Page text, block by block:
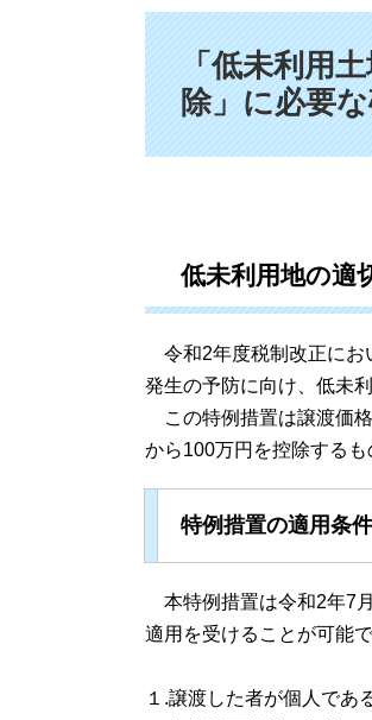
「低未利用
除」に必要
低未利用地の適
令和2年度税制改正にお
発生の予防に向け、低未
この特例措置は譲渡価
から100万円を控除するも
特例措置の適用条件
本特例措置は令和2年7
適用を受けることが可能で
１.譲渡した者が個人であ